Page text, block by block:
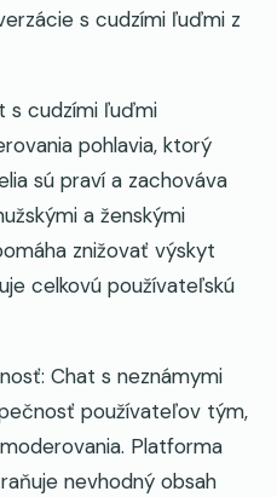
s cudzími ľuďmi z
s cudzími ľuďmi
pohlavia, ktorý
sú praví a zachováva
a ženskými
znižovať výskyt
celkovú používateľskú
Chat s neznámymi
používateľov tým,
Platforma
nevhodný obsah